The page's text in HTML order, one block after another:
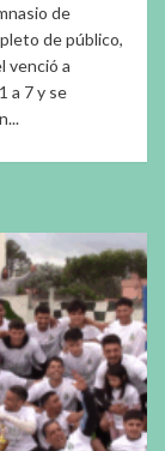
de
de público,
venció a
a 7 y se